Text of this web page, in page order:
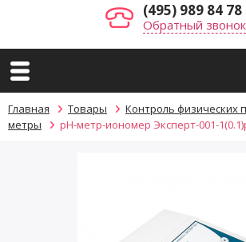
(495) 989 84 78
Обратный звонок
Главная Товары Контроль физических
метры
pH-метр-иономер Эксперт-001-